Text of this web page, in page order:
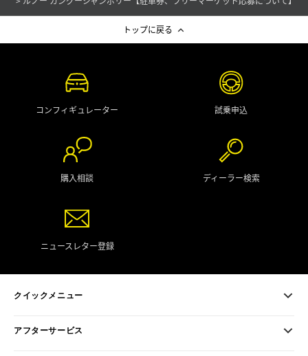
トップに戻る
コンフィギュレーター 試乗申込
購入相談 ディーラー検索
ニュースレター登録
クイックメニュー
アフターサービス